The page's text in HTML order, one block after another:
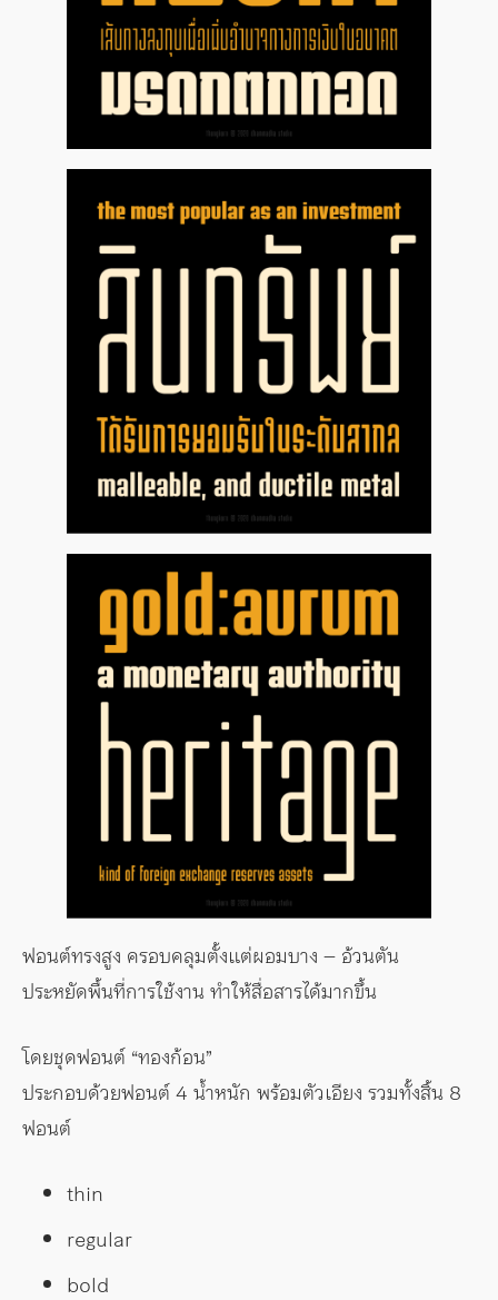
ฟอนต์ทรงสูง ครอบคลุมตั้งแต่ผอมบาง – อ้วนตัน
ประหยัดพื้นที่การใช้งาน ทำให้สื่อสารได้มากขึ้น
โดยชุดฟอนต์ “ทองก้อน”
ประกอบด้วยฟอนต์ 4 น้ำหนัก พร้อมตัวเอียง รวมทั้งสิ้น 8
ฟอนต์
thin
regular
bold